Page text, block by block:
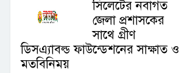
সিলেটের নবাগত
জেলা প্রশাসকের
সাথে গ্রীণ
ডিসএ্যাবল্ড ফাউন্ডেশনের সাক্ষাত ও
মতবিনিময়